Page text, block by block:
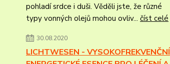
pohladí srdce i duši. Věděli jste, že různé
typy vonných olejů mohou ovliv... číst celé
30.08.2020
LICHTWESEN - VYSOKOFREKVENČNÍ